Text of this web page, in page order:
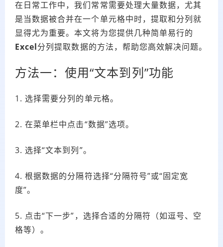
在日常工作中，我们常常需要处理大量数据，尤其
是当数据被合并在一个单元格中时，提取和分列就
显得尤为重要。本文将为您提供几种简单易行的
Excel分列提取数据的方法，帮助您高效解决问题。
方法一：使用“文本到列”功能
1. 选择需要分列的单元格。
2. 在菜单栏中点击“数据”选项。
3. 选择“文本到列”。
4. 根据数据的分隔符选择“分隔符号”或“固定宽
度”。
5. 点击“下一步”，选择合适的分隔符（如逗号、空
格等）。